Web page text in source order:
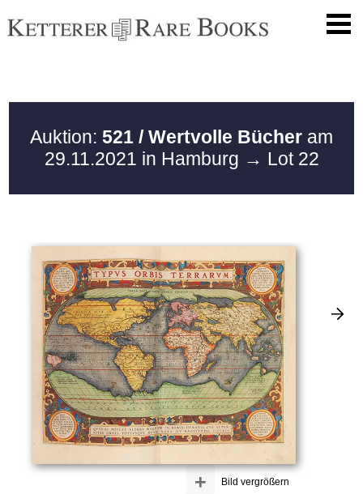
Auktion: 521 / Wertvolle Bücher am
29.11.2021 in Hamburg → Lot 22
Bild vergrößern
+